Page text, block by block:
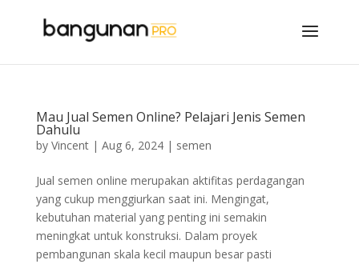
Mau Jual Semen Online? Pelajari Jenis Semen
Dahulu
by Vincent| Aug 6, 2024| semen
Jual semen online merupakan aktifitas perdagangan
yang cukup menggiurkan saat ini. Mengingat,
kebutuhan material yang penting ini semakin
meningkat untuk konstruksi. Dalam proyek
pembangunan skala kecil maupun besar pasti